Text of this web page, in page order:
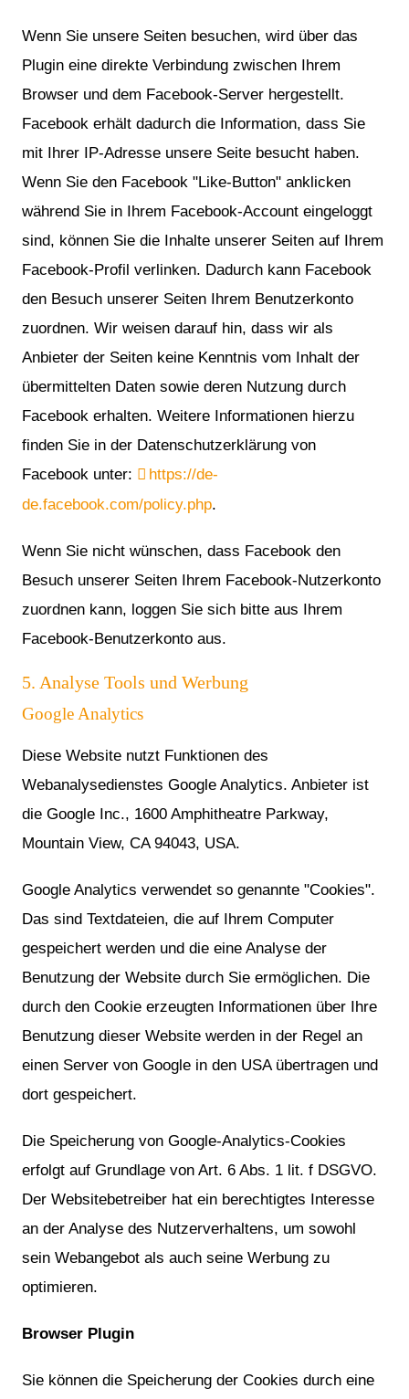
Wenn Sie unsere Seiten besuchen, wird über das
Plugin eine direkte Verbindung zwischen Ihrem
Browser und dem Facebook-Server hergestellt.
Facebook erhält dadurch die Information, dass Sie
mit Ihrer IP-Adresse unsere Seite besucht haben.
Wenn Sie den Facebook "Like-Button" anklicken
während Sie in Ihrem Facebook-Account eingeloggt
sind, können Sie die Inhalte unserer Seiten auf Ihrem
Facebook-Profil verlinken. Dadurch kann Facebook
den Besuch unserer Seiten Ihrem Benutzerkonto
zuordnen. Wir weisen darauf hin, dass wir als
Anbieter der Seiten keine Kenntnis vom Inhalt der
übermittelten Daten sowie deren Nutzung durch
Facebook erhalten. Weitere Informationen hierzu
finden Sie in der Datenschutzerklärung von
Facebook unter:
https://de-
de.facebook.com/policy.php.
Wenn Sie nicht wünschen, dass Facebook den
Besuch unserer Seiten Ihrem Facebook-Nutzerkonto
zuordnen kann, loggen Sie sich bitte aus Ihrem
Facebook-Benutzerkonto aus.
5. Analyse Tools und Werbung
Google Analytics
Diese Website nutzt Funktionen des
Webanalysedienstes Google Analytics. Anbieter ist
die Google Inc., 1600 Amphitheatre Parkway,
Mountain View, CA 94043, USA.
Google Analytics verwendet so genannte "Cookies".
Das sind Textdateien, die auf Ihrem Computer
gespeichert werden und die eine Analyse der
Benutzung der Website durch Sie ermöglichen. Die
durch den Cookie erzeugten Informationen über Ihre
Benutzung dieser Website werden in der Regel an
einen Server von Google in den USA übertragen und
dort gespeichert.
Die Speicherung von Google-Analytics-Cookies
erfolgt auf Grundlage von Art. 6 Abs. 1 lit. f DSGVO.
Der Websitebetreiber hat ein berechtigtes Interesse
an der Analyse des Nutzerverhaltens, um sowohl
sein Webangebot als auch seine Werbung zu
optimieren.
Browser Plugin
Sie können die Speicherung der Cookies durch eine